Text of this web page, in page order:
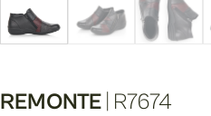
REMONTE R7674